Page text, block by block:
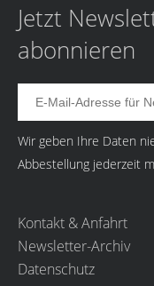
Jetzt
abonnieren
Wir geben Ihre Daten
Abbestellung jederzeit
Kontakt & Anfahrt
Newsletter-Archiv
Datenschutz